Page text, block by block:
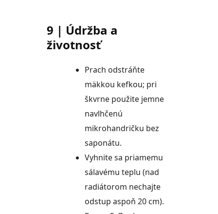
9 | Údržba a
životnosť
Prach odstráňte
mäkkou kefkou; pri
škvrne použite jemne
navlhčenú
mikrohandričku bez
saponátu.
Vyhnite sa priamemu
sálavému teplu (nad
radiátorom nechajte
odstup aspoň 20 cm).